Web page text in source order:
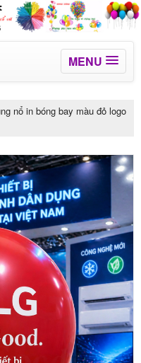
MENU
nổ in bóng bay màu đỏ logo